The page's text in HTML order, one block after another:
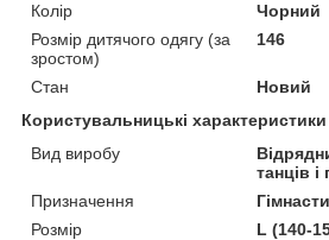
Колір
Чорний
Розмір дитячого одягу (за
зростом)
146
Стан
Новий
Користувальницькі характеристики
Вид виробу
танців і
Призначення
Розмір
L (140-